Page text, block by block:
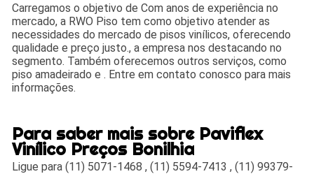
Carregamos o objetivo de Com anos de experiência no
mercado, a RWO Piso tem como objetivo atender as
necessidades do mercado de pisos vinílicos, oferecendo
qualidade e preço justo., a empresa nos destacando no
segmento. Também oferecemos outros serviços, como
piso amadeirado e . Entre em contato conosco para mais
informações.
Para saber mais sobre Paviflex
Vinílico Preços Bonilhia
Ligue para(11) 5071-1468 ,(11) 5594-7413 ,(11) 99379-